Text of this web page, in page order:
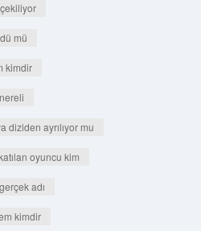
mü
kimdir
diziden ayrılıyor mu
oyuncu kim
adı
kimdir